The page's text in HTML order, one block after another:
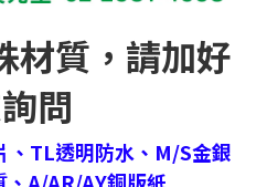
材質，請加好
問
TL透明防水、 M/S金銀
A/AR/AY銅版紙